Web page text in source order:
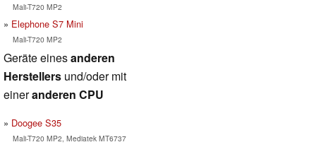
Mali-T720 MP2
Elephone S7 Mini
Mali-T720 MP2
Geräte einesanderen
Herstellers und/oder mit
eineranderen CPU
Doogee S35
Mali-T720 MP2, Mediatek MT6737